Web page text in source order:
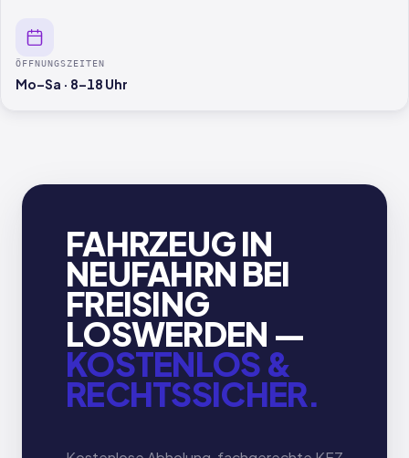
ÖFFNUNGSZEITEN
Mo–Sa · 8–18 Uhr
FAHRZEUG IN
NEUFAHRN BEI
FREISING
LOSWERDEN —
KOSTENLOS &
RECHTSSICHER.